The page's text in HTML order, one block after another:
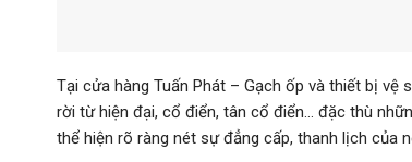
Tại cửa hàng Tuấn Phát – Gạch ốp và thiết bị vệ
rời từ hiện đại, cổ điển, tân cổ điển… đặc thù
thể hiện rõ ràng nét sự đẳng cấp, thanh lịch của